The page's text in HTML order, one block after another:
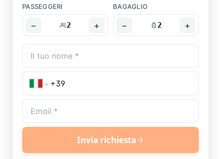
PASSEGGERI
− 2 +
BAGAGLIO
− 2 +
Invia richiesta